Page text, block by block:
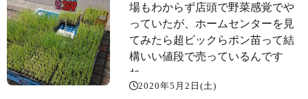
場もわからず店頭で野菜感覚でや
っていたが、ホームセンターを見
てみたら超ビックらポン苗って結
構いい値段で売っているんです
ね。
2020年5月2日(土)